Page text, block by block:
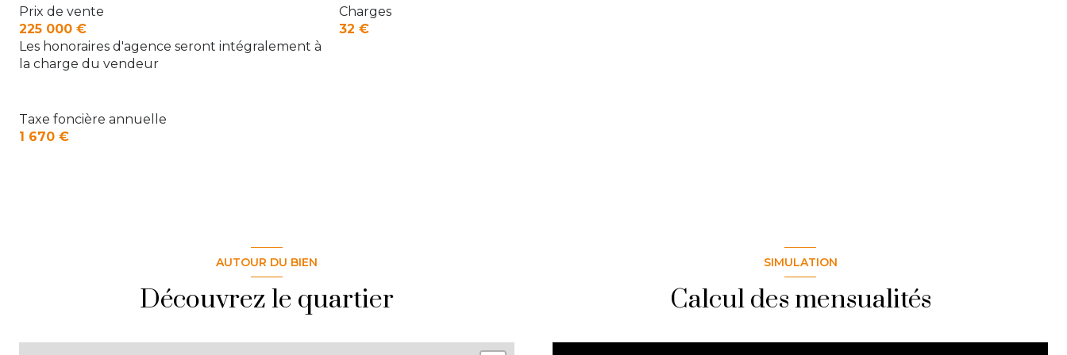
Prix de vente
225 000 €
Les honoraires d'agence seront intégralement à
la charge du vendeur
Charges
32 €
Taxe foncière annuelle
1 670 €
AUTOUR DU BIEN
Découvrez le quartier
SIMULATION
Calcul des mensualités